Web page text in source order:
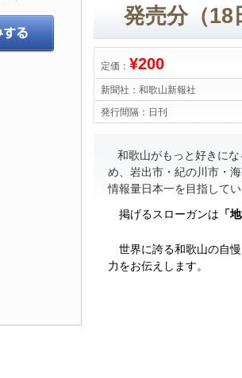
発売分（18
定価： ¥200
新聞社： 和歌山新報社
発行間隔： 日刊
和歌山がもっと好きに
め、岩出市・紀の川市・
情報量日本一を目指して
掲げるスローガンは 「
世界に誇る和歌山の自
力をお伝えします。